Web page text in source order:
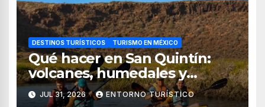
DESTINOS TURÍSTICOS TURISMO EN MÉXICO
Qué hacer en San Quintín:
volcanes, humedales y
sabores del mar
JUL 31, 2026 ENTORNO TURÍSTICO